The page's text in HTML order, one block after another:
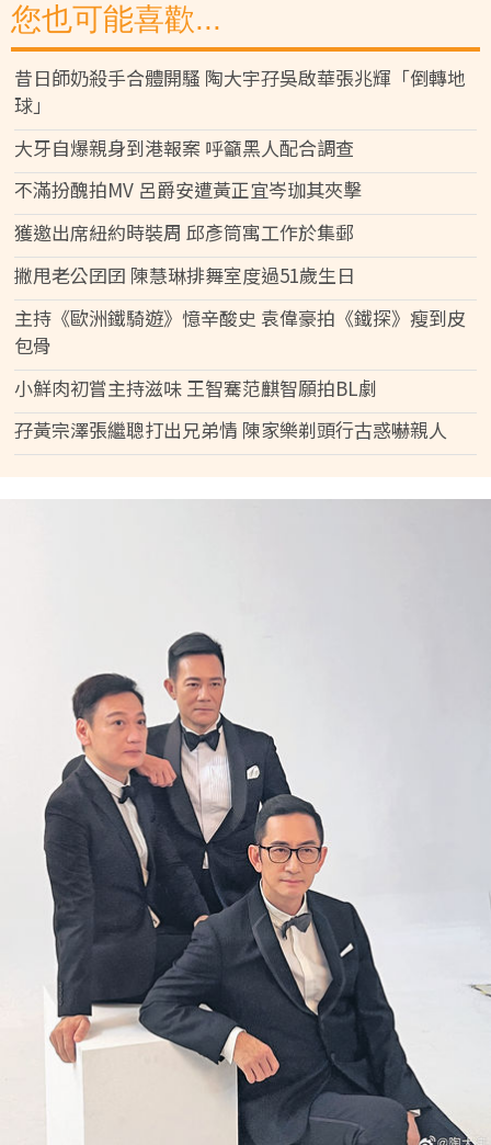
您也可能喜歡...
昔日師奶殺手合體開騷 陶大宇孖吳啟華張兆輝「倒轉地
球」
大牙自爆親身到港報案 呼籲黑人配合調查
不滿扮醜拍MV 呂爵安遭黃正宜岑珈其夾擊
獲邀出席紐約時裝周 邱彥筒寓工作於集郵
撇甩老公囝囝 陳慧琳排舞室度過51歲生日
主持《歐洲鐵騎遊》憶辛酸史 袁偉豪拍《鐵探》瘦到皮
包骨
小鮮肉初嘗主持滋味 王智騫范麒智願拍BL劇
孖黃宗澤張繼聰打出兄弟情 陳家樂剃頭行古惑嚇親人